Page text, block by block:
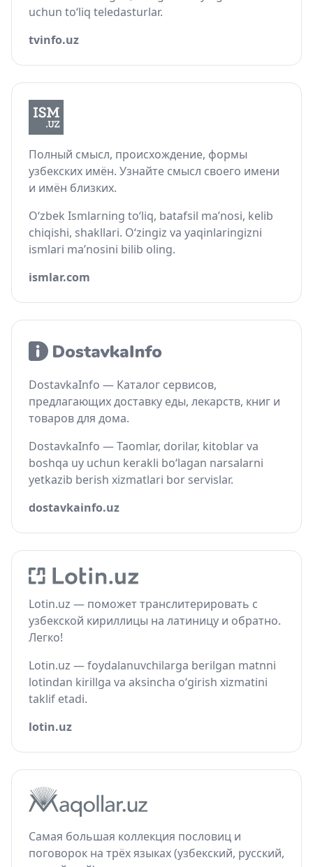
uchun to‘liq teledasturlar.
tvinfo.uz
Полный смысл, происхождение, формы
узбекских имён. Узнайте смысл своего имени
и имён близких.
O‘zbek Ismlarning to‘liq, batafsil ma’nosi, kelib
chiqishi, shakllari. O‘zingiz va yaqinlaringizni
ismlari ma’nosini bilib oling.
ismlar.com
DostavkaInfo — Каталог сервисов,
предлагающих доставку еды, лекарств, книг и
товаров для дома.
DostavkaInfo — Taomlar, dorilar, kitoblar va
boshqa uy uchun kerakli bo‘lagan narsalarni
yetkazib berish xizmatlari bor servislar.
dostavkainfo.uz
Lotin.uz — поможет транслитерировать с
узбекской кириллицы на латиницу и обратно.
Легко!
Lotin.uz — foydalanuvchilarga berilgan matnni
lotindan kirillga va aksincha o‘girish xizmatini
taklif etadi.
lotin.uz
Самая большая коллекция пословиц и
поговорок на трёх языках (узбекский, русский,